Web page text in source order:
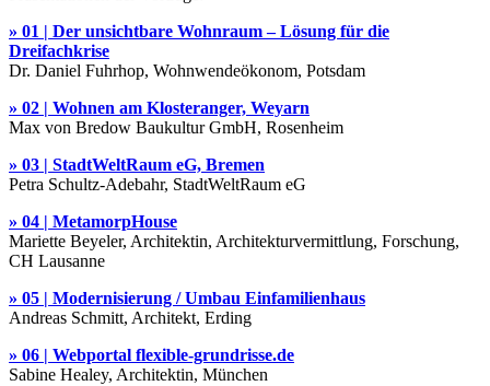
» 01 | Der unsichtbare Wohnraum – Lösung für die
Dreifachkrise
Dr. Daniel Fuhrhop, Wohnwendeökonom, Potsdam
» 02 | Wohnen am Klosteranger, Weyarn
Max von Bredow Baukultur GmbH, Rosenheim
» 03 | StadtWeltRaum eG, Bremen
Petra Schultz-Adebahr, StadtWeltRaum eG
» 04 | MetamorpHouse
Mariette Beyeler, Architektin, Architekturvermittlung, Forschung,
CH Lausanne
» 05 | Modernisierung / Umbau Einfamilienhaus
Andreas Schmitt, Architekt, Erding
» 06 | Webportal flexible-grundrisse.de
Sabine Healey, Architektin, München